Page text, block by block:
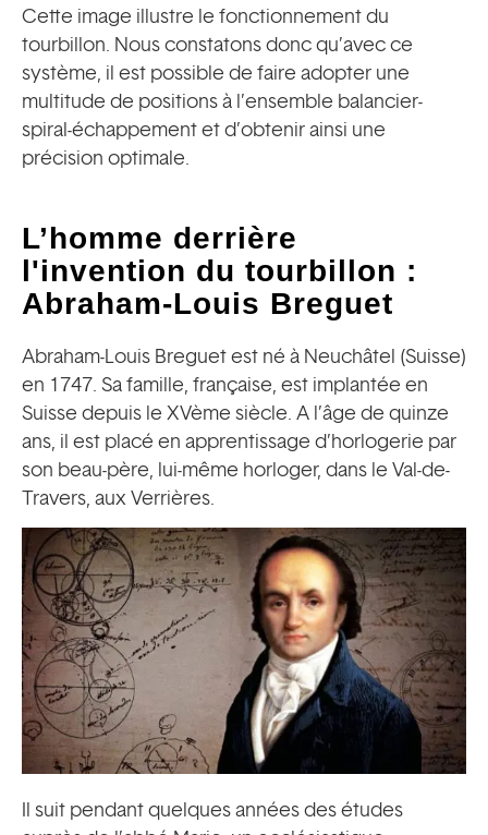
Cette image illustre le fonctionnement du
tourbillon. Nous constatons donc qu’avec ce
système, il est possible de faire adopter une
multitude de positions à l’ensemble balancier-
spiral-échappement et d’obtenir ainsi une
précision optimale.
L’homme derrière
l'invention du tourbillon :
Abraham-Louis Breguet
Abraham-Louis Breguet est né à Neuchâtel (Suisse)
en 1747. Sa famille, française, est implantée en
Suisse depuis le XVème siècle. A l’âge de quinze
ans, il est placé en apprentissage d’horlogerie par
son beau-père, lui-même horloger, dans le Val-de-
Travers, aux Verrières.
Il suit pendant quelques années des études